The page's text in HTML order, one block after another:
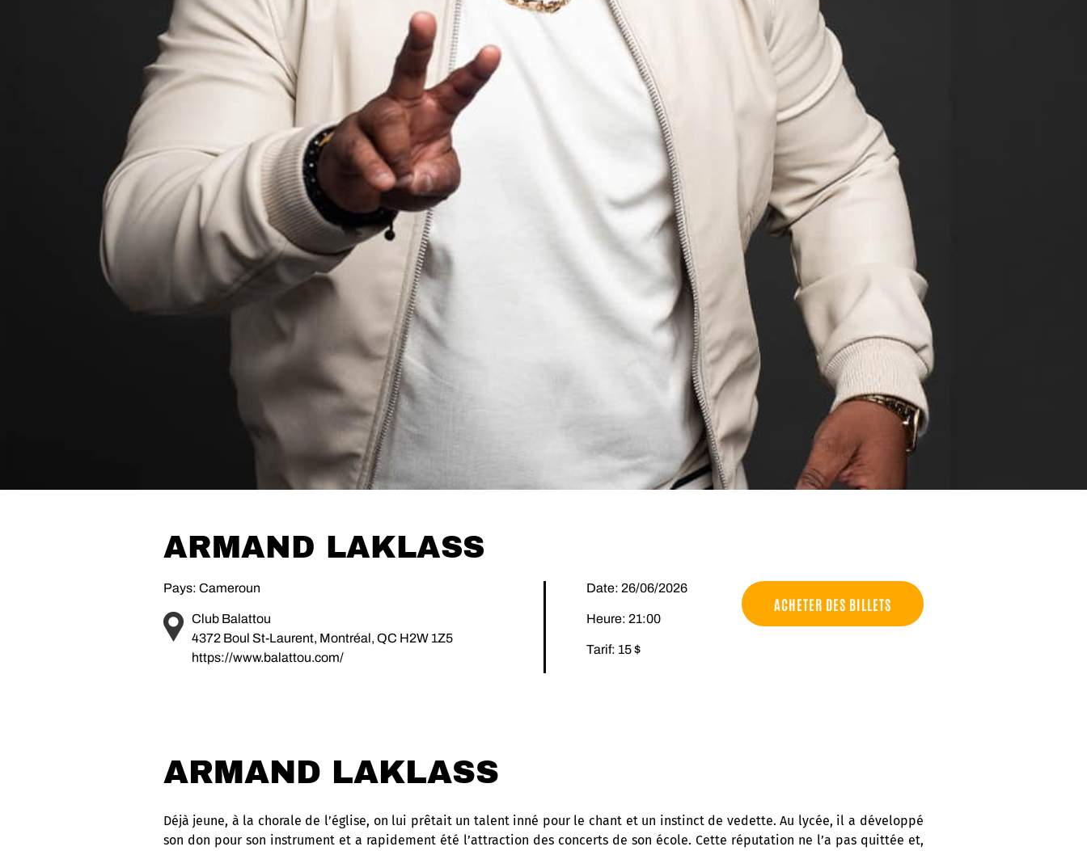
ARMAND LAKLASS
Pays: Cameroun
Club Balattou
4372 Boul St-Laurent, Montréal, QC H2W 1Z5
https://www.balattou.com/
Date: 26/06/2026
Heure: 21:00
Tarif: 15 $
ACHETER DES BILLETS
ARMAND LAKLASS
Déjà jeune, à la chorale de l’église, on lui prêtait un talent inné pour le chant et un instinct de vedette. Au lycée, il a développé
son don pour son instrument et a rapidement été l’attraction des concerts de son école. Cette réputation ne l’a pas quittée et,